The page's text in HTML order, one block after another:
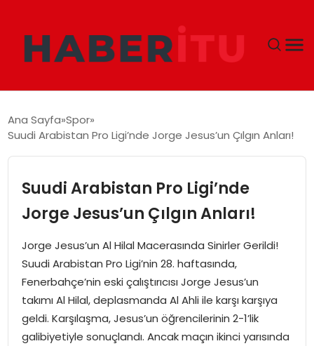
EKONOMI
SIYASET
TEKNOLOJI
EĞITIM
MAGAZIN
Ana Sayfa Spor
Suudi Arabistan Pro Ligi’nde Jorge Jesus’un Çılgın Anları!
Suudi Arabistan Pro Ligi’nde
Jorge Jesus’un Çılgın Anları!
Jorge Jesus’un Al Hilal Macerasında Sinirler Gerildi!
Suudi Arabistan Pro Ligi’nin 28. haftasında,
Fenerbahçe’nin eski çalıştırıcısı Jorge Jesus’un
takımı Al Hilal, deplasmanda Al Ahli ile karşı karşıya
geldi. Karşılaşma, Jesus’un öğrencilerinin 2-1’lik
galibiyetiyle sonuçlandı. Ancak maçın ikinci yarısında